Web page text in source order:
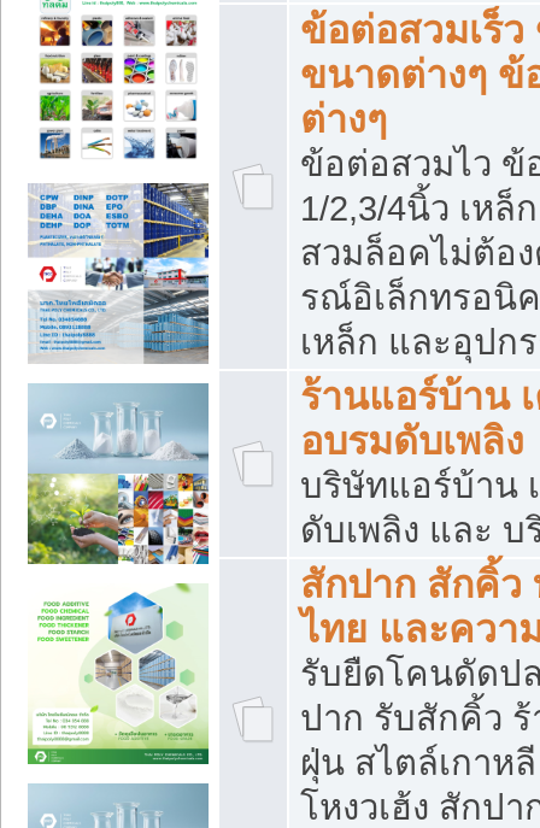
ข้อต่อสวมเร็
ขนาดต่างๆ ข้
ต่างๆ
ข้อต่อสวมไว ข้
1/2,3/4นิ้ว เหล็
สวมล็อคไม่ต้อ
รณ์อิเล็กทรอนิ
เหล็ก และอุปก
ร้านแอร์บ้าน
อบรมดับเพลิง
บริษัทแอร์บ้าน
ดับเพลิง และ
สักปาก สักคิ้
ไทย และควา
รับยืดโคนดัดป
ปาก รับสักคิ้ว
ฝุ่น สไตล์เกาห
โหงวเฮ้ง สักป